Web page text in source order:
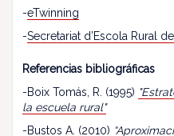
-eTwinning
-Secretariat d’Escola Rural
Referencias bibliográficas
-Boix Tomás, R. (1995)
la escuela rural"
-Bustos A. (2010) “